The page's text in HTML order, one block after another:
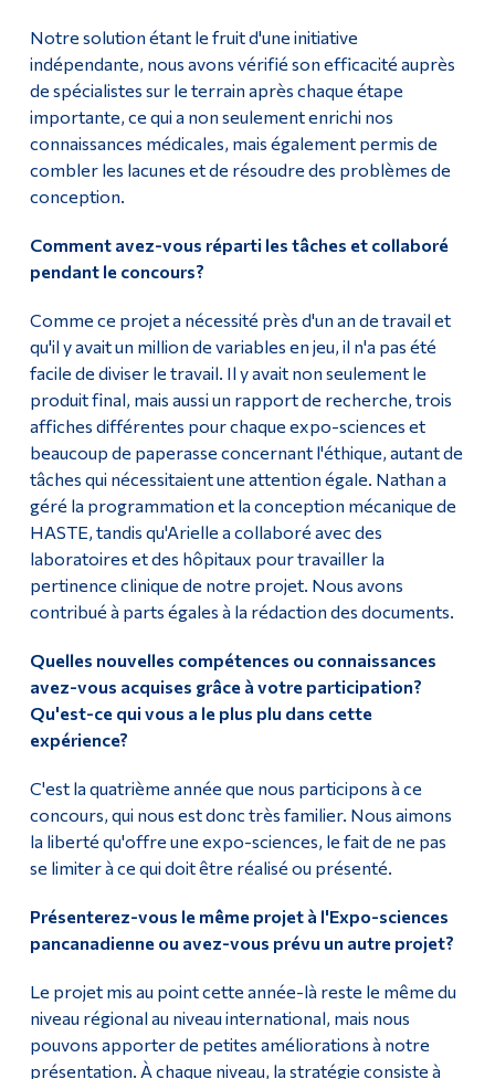
Notre solution étant le fruit d'une initiative
indépendante, nous avons vérifié son efficacité auprès
de spécialistes sur le terrain après chaque étape
importante, ce qui a non seulement enrichi nos
connaissances médicales, mais également permis de
combler les lacunes et de résoudre des problèmes de
conception.
Comment avez-vous réparti les tâches et collaboré
pendant le concours?
Comme ce projet a nécessité près d'un an de travail et
qu'il y avait un million de variables en jeu, il n'a pas été
facile de diviser le travail. Il y avait non seulement le
produit final, mais aussi un rapport de recherche, trois
affiches différentes pour chaque expo-sciences et
beaucoup de paperasse concernant l'éthique, autant de
tâches qui nécessitaient une attention égale. Nathan a
géré la programmation et la conception mécanique de
HASTE, tandis qu'Arielle a collaboré avec des
laboratoires et des hôpitaux pour travailler la
pertinence clinique de notre projet. Nous avons
contribué à parts égales à la rédaction des documents.
Quelles nouvelles compétences ou connaissances
avez-vous acquises grâce à votre participation?
Qu'est-ce qui vous a le plus plu dans cette
expérience?
C'est la quatrième année que nous participons à ce
concours, qui nous est donc très familier. Nous aimons
la liberté qu'offre une expo-sciences, le fait de ne pas
se limiter à ce qui doit être réalisé ou présenté.
Présenterez-vous le même projet à l'Expo-sciences
pancanadienne ou avez-vous prévu un autre projet?
Le projet mis au point cette année-là reste le même du
niveau régional au niveau international, mais nous
pouvons apporter de petites améliorations à notre
présentation. À chaque niveau, la stratégie consiste à